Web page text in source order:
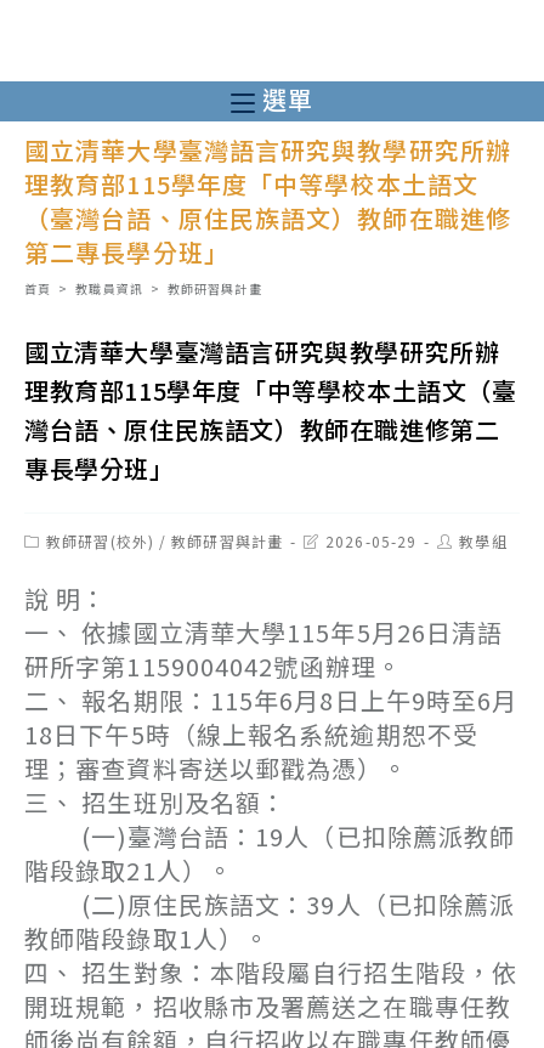
至
主
內
選單
國立清華大學臺灣語言研究與教學研究所辦
理教育部115學年度「中等學校本土語文
（臺灣台語、原住民族語文）教師在職進修
第二專長學分班」
首頁 > 教職員資訊 > 教師研習與計畫
國立清華大學臺灣語言研究與教學研究所辦
理教育部115學年度「中等學校本土語文（臺
灣台語、原住民族語文）教師在職進修第二
專長學分班」
Post教師研習(校外) / 教師研習與計畫
Post2026-05-29
Post教學組
說 明：
一、 依據國立清華大學115年5月26日清語
研所字第1159004042號函辦理。
二、 報名期限：115年6月8日上午9時至6月
18日下午5時（線上報名系統逾期恕不受
理；審查資料寄送以郵戳為憑）。
三、 招生班別及名額：
(一)臺灣台語：19人（已扣除薦派教師
階段錄取21人）。
(二)原住民族語文：39人（已扣除薦派
教師階段錄取1人）。
四、 招生對象：本階段屬自行招生階段，依
開班規範，招收縣市及署薦送之在職專任教
師後尚有餘額，自行招收以在職專任教師優